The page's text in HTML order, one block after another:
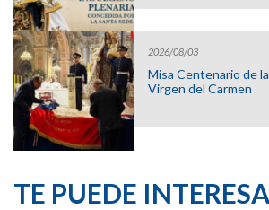
2026/08/03
Misa Centenario de
Virgen del Carmen
TE PUEDE